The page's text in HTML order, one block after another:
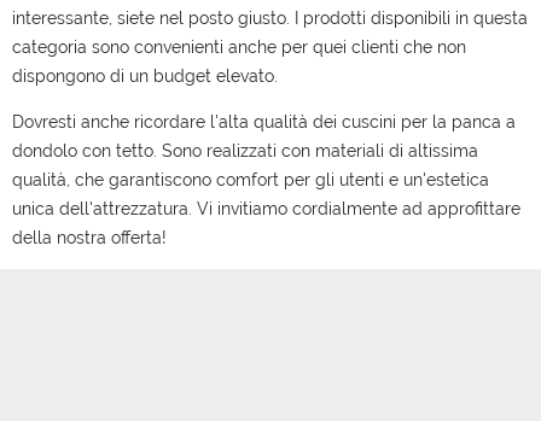
interessante, siete nel posto giusto. I prodotti disponibili in questa
categoria sono convenienti anche per quei clienti che non
dispongono di un budget elevato.
Dovresti anche ricordare l'alta qualità dei cuscini per la panca a
dondolo con tetto. Sono realizzati con materiali di altissima
qualità, che garantiscono comfort per gli utenti e un'estetica
unica dell'attrezzatura. Vi invitiamo cordialmente ad approfittare
della nostra offerta!